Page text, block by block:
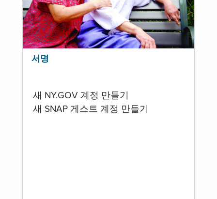
서명
새 NY.GOV 계정 만들기
새 SNAP 게스트 계정 만들기